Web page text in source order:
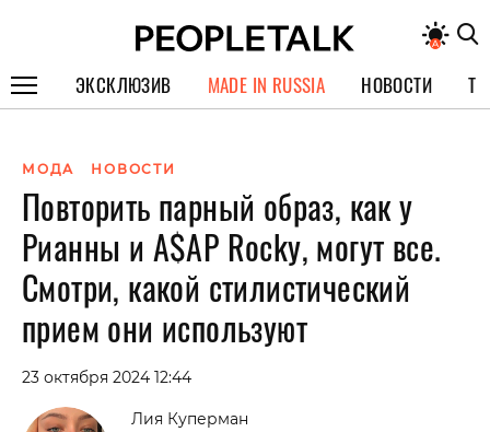
ЭКСКЛЮЗИВ
СПЕЦПРОЕКТЫ
ИНТЕРВЬЮ
ПОКОЛЕНИЕ
MADE IN RUSSIA НОВОСТИ
МОДА НОВОСТИ
Повторить парный образ, как у
Рианны и A$AP Rocky, могут все.
Смотри, какой стилистический
прием они используют
23 октября 2024 12:44
Лия Куперман